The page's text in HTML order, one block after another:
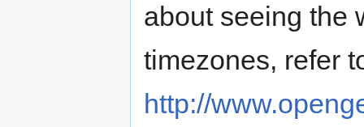
about seeing the
timezones, refer
http://